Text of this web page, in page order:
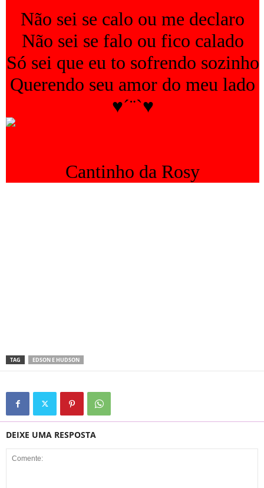
Não sei se calo ou me declaro
Não sei se falo ou fico calado
Só sei que eu to sofrendo sozinho
Querendo seu amor do meu lado
♥´¨`♥
Cantinho da Rosy
TAG EDSON E HUDSON
DEIXE UMA RESPOSTA